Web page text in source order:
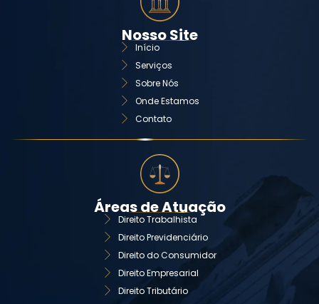
Nosso Site
Início
Serviços
Sobre Nós
Onde Estamos
Contato
Áreas de Atuação
Direito Trabalhista
Direito Previdenciário
Direito do Consumidor
Direito Empresarial
Direito Tributário